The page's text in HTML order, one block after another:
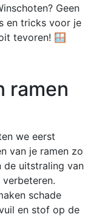
Geen
en tricks voor je
tevoren! 🪟
ramen
we eerst
van je ramen zo
de uitstraling van
schade
en stof op de